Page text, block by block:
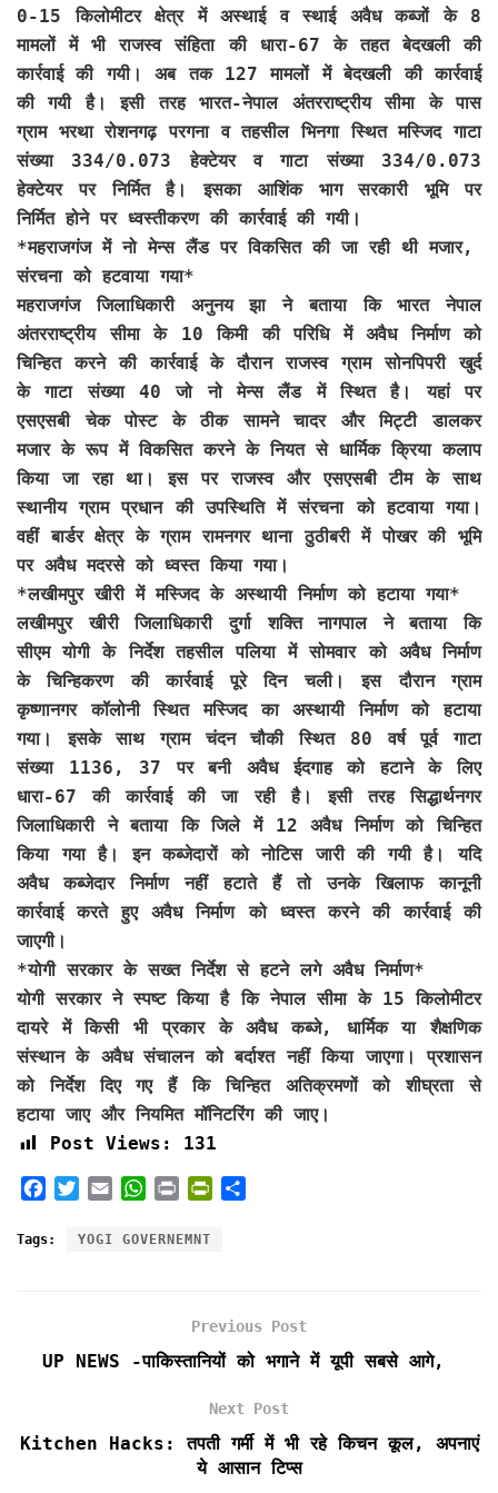
0-15 किलोमीटर क्षेत्र में अस्थाई व स्थाई अवैध कब्जों के 8
मामलों में भी राजस्व संहिता की धारा-67 के तहत बेदखली की
कार्रवाई की गयी। अब तक 127 मामलों में बेदखली की कार्रवाई
की गयी है। इसी तरह भारत-नेपाल अंतरराष्ट्रीय सीमा के पास
ग्राम भरथा रोशनगढ़ परगना व तहसील भिनगा स्थित मस्जिद गाटा
संख्या 334/0.073 हेक्टेयर व गाटा संख्या 334/0.073
हेक्टेयर पर निर्मित है। इसका आशिंक भाग सरकारी भूमि पर
निर्मित होने पर ध्वस्तीकरण की कार्रवाई की गयी।
*महराजगंज में नो मेन्स लैंड पर विकसित की जा रही थी मजार,
संरचना को हटवाया गया*
महराजगंज जिलाधिकारी अनुनय झा ने बताया कि भारत नेपाल
अंतरराष्ट्रीय सीमा के 10 किमी की परिधि में अवैध निर्माण को
चिन्हित करने की कार्रवाई के दौरान राजस्व ग्राम सोनपिपरी खुर्द
के गाटा संख्या 40 जो नो मेन्स लैंड में स्थित है। यहां पर
एसएसबी चेक पोस्ट के ठीक सामने चादर और मिट्टी डालकर
मजार के रूप में विकसित करने के नियत से धार्मिक क्रिया कलाप
किया जा रहा था। इस पर राजस्व और एसएसबी टीम के साथ
स्थानीय ग्राम प्रधान की उपस्थिति में संरचना को हटवाया गया।
वहीं बार्डर क्षेत्र के ग्राम रामनगर थाना ठुठीबरी में पोखर की भूमि
पर अवैध मदरसे को ध्वस्त किया गया।
*लखीमपुर खीरी में मस्जिद के अस्थायी निर्माण को हटाया गया*
लखीमपुर खीरी जिलाधिकारी दुर्गा शक्ति नागपाल ने बताया कि
सीएम योगी के निर्देश तहसील पलिया में सोमवार को अवैध निर्माण
के चिन्हिकरण की कार्रवाई पूरे दिन चली। इस दौरान ग्राम
कृष्णानगर कॉलोनी स्थित मस्जिद का अस्थायी निर्माण को हटाया
गया। इसके साथ ग्राम चंदन चौकी स्थित 80 वर्ष पूर्व गाटा
संख्या 1136, 37 पर बनी अवैध ईदगाह को हटाने के लिए
धारा-67 की कार्रवाई की जा रही है। इसी तरह सिद्धार्थनगर
जिलाधिकारी ने बताया कि जिले में 12 अवैध निर्माण को चिन्हित
किया गया है। इन कब्जेदारों को नोटिस जारी की गयी है। यदि
अवैध कब्जेदार निर्माण नहीं हटाते हैं तो उनके खिलाफ कानूनी
कार्रवाई करते हुए अवैध निर्माण को ध्वस्त करने की कार्रवाई की
जाएगी।
*योगी सरकार के सख्त निर्देश से हटने लगे अवैध निर्माण*
योगी सरकार ने स्पष्ट किया है कि नेपाल सीमा के 15 किलोमीटर
दायरे में किसी भी प्रकार के अवैध कब्जे, धार्मिक या शैक्षणिक
संस्थान के अवैध संचालन को बर्दाश्त नहीं किया जाएगा। प्रशासन
को निर्देश दिए गए हैं कि चिन्हित अतिक्रमणों को शीघ्रता से
हटाया जाए और नियमित मॉनिटरिंग की जाए।
Post Views:
131
c
k
i
a
a
p
i
r
i
n
d
l
Tags: YOGI GOVERNEMNT
Previous Post
UP NEWS -पाकिस्तानियों को भगाने में यूपी सबसे आगे,
Next Post
Kitchen Hacks: तपती गर्मी में भी रहे किचन कूल, अपनाएं
ये आसान टिप्स